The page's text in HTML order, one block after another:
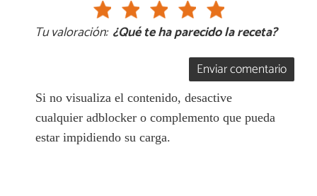
Tu valoración: ¿Qué te ha parecido la receta?
Enviar comentario
Si no visualiza el contenido, desactive
cualquier adblocker o complemento que pueda
estar impidiendo su carga.